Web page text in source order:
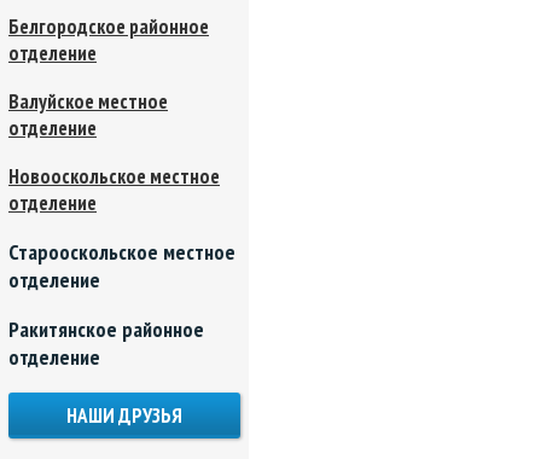
Белгородское районное
отделение
Валуйское местное
отделение
Новооскольское местное
отделение
Старооскольское местное
отделение
Ракитянское районное
отделение
НАШИ ДРУЗЬЯ